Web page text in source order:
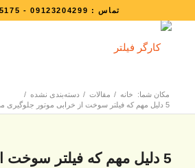
تماس : 09123204299
-
مکان شما: خانه / مقالات / دسته‌بندی نشده /
5 دلیل مهم که فیلتر سوخت از خرابی موتور جلوگیری می‌کند...
5 دلیل مهم که فیلتر سوخت